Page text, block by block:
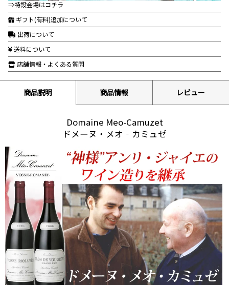
⇒特設会場はコチラ
ギフト(有料)追加について
出荷について
送料について
店舗情報・よくある質問
商品説明 商品情報 レビュー
Domaine Meo-Camuzet
ドメーヌ・メオ‐カミュゼ